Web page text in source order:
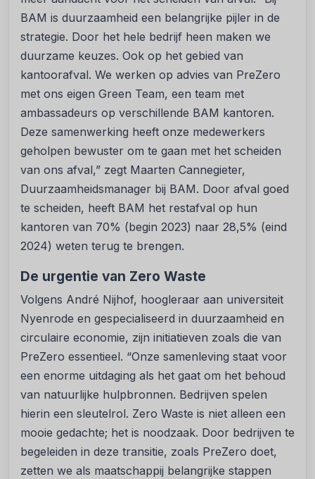
BAM is duurzaamheid een belangrijke pijler in de
strategie. Door het hele bedrijf heen maken we
duurzame keuzes. Ook op het gebied van
kantoorafval. We werken op advies van PreZero
met ons eigen Green Team, een team met
ambassadeurs op verschillende BAM kantoren.
Deze samenwerking heeft onze medewerkers
geholpen bewuster om te gaan met het scheiden
van ons afval,” zegt Maarten Cannegieter,
Duurzaamheidsmanager bij BAM. Door afval goed
te scheiden, heeft BAM het restafval op hun
kantoren van 70% (begin 2023) naar 28,5% (eind
2024) weten terug te brengen.
De urgentie van Zero Waste
Volgens André Nijhof, hoogleraar aan universiteit
Nyenrode en gespecialiseerd in duurzaamheid en
circulaire economie, zijn initiatieven zoals die van
PreZero essentieel. “Onze samenleving staat voor
een enorme uitdaging als het gaat om het behoud
van natuurlijke hulpbronnen. Bedrijven spelen
hierin een sleutelrol. Zero Waste is niet alleen een
mooie gedachte; het is noodzaak. Door bedrijven te
begeleiden in deze transitie, zoals PreZero doet,
zetten we als maatschappij belangrijke stappen